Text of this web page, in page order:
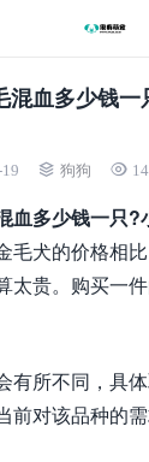
混血多少钱
狗狗
血多少钱一只?
毛犬的价格相
太贵。购买一
有所不同，具
前对该品种的需